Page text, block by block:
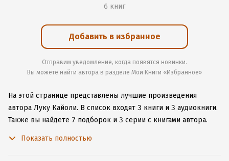
6 книг
Добавить в избранное
Отправим уведомление, когда появятся новинки.
Вы можете найти автора в разделе Мои Книги «Избранное»
На этой странице представлены лучшие произведения
автора Луку Кайоли. В список входят 3 книги и 3 аудиокниги.
Также вы найдете 7 подборок и 3 серии с книгами автора.
Показать полностью